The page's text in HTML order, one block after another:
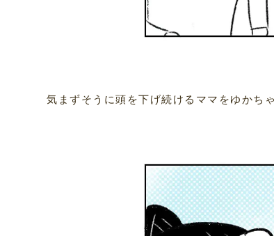
気まずそうに頭を下げ続けるママをゆかち